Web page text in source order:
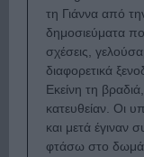
τη Γιάννα από
δημοσιεύματα
σχέσεις,
διαφορετικά
Εκείνη τη
κατευθείαν. Οι
και μετά έγιναν
φτάσω στο